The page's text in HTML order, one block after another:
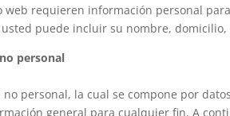
web requieren información personal
puede incluir su nombre,
personal
personal, la cual se compone por
general para cualquier fin. A